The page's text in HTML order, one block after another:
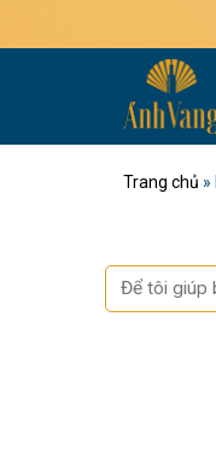
qua
Trang chủ »
Tìm
kiếm: